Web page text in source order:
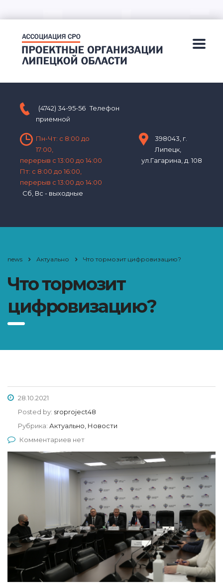
(4742) 34-95-56 Телефон
приемной
Пн-Чт: с 8:00 до
17:00,
перерыв с 13:00 до 14:00
Пт: с 8:00 до 16:00,
перерыв с 13:00 до 14:00
Сб, Вс - выходные
398043, г.
Липецк,
ул.Гагарина, д. 108
news Актуально Что тормозит цифровизацию?
Что тормозит
цифровизацию?
28.10.2021
Posted by: sroproject48
Рубрика: Актуально, Новости
Комментариев нет